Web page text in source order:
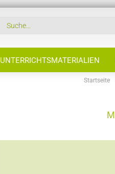
UNTERRICHTSMATERIALIEN
Startseite